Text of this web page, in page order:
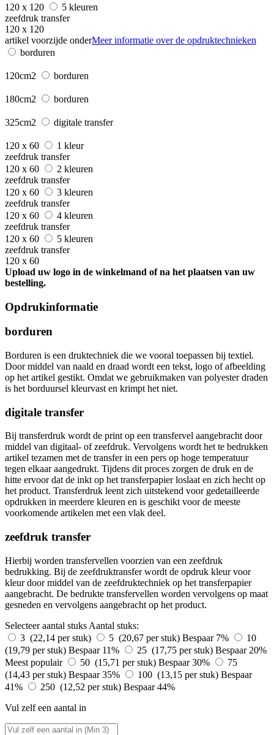
120 x 120
5 kleuren
zeefdruk transfer
120 x 120
artikel voorzijde onderMeer informatie over de opdruktechnieken
borduren
120cm2 borduren
180cm2 borduren
325cm2 digitale transfer
120 x 60
1 kleur
zeefdruk transfer
120 x 60
2 kleuren
zeefdruk transfer
120 x 60
3 kleuren
zeefdruk transfer
120 x 60
4 kleuren
zeefdruk transfer
120 x 60
5 kleuren
zeefdruk transfer
120 x 60
Upload uw logo in de winkelmand of na het plaatsen van uw
bestelling.
Opdrukinformatie
borduren
Borduren is een druktechniek die we vooral toepassen bij textiel.
Door middel van naald en draad wordt een tekst, logo of afbeelding
op het artikel gestikt. Omdat we gebruikmaken van polyester draden
is het borduursel kleurvast en krimpt het niet.
digitale transfer
Bij transferdruk wordt de print op een transfervel aangebracht door
middel van digitaal- of zeefdruk. Vervolgens wordt het te bedrukken
artikel tezamen met de transfer in een pers op hoge temperatuur
tegen elkaar aangedrukt. Tijdens dit proces zorgen de druk en de
hitte ervoor dat de inkt op het transferpapier loslaat en zich hecht op
het product. Transferdruk leent zich uitstekend voor gedetailleerde
opdrukken in meerdere kleuren en is geschikt voor de meeste
voorkomende artikelen met een vlak deel.
zeefdruk transfer
Hierbij worden transfervellen voorzien van een zeefdruk
bedrukking. Bij de zeefdruktransfer wordt de opdruk kleur voor
kleur door middel van de zeefdruktechniek op het transferpapier
aangebracht. De bedrukte transfervellen worden vervolgens op maat
gesneden en vervolgens aangebracht op het product.
Selecteer aantal stuks Aantal stuks:
3 (22,14 per stuk)
5 (20,67 per stuk) Bespaar 7%
10
(19,79 per stuk) Bespaar 11% 25 (17,75 per stuk) Bespaar 20%
Meest populair
50 (15,71 per stuk) Bespaar 30%
75
(14,43 per stuk) Bespaar 35% 100 (13,15 per stuk) Bespaar
41%
250 (12,52 per stuk) Bespaar 44%
Vul zelf een aantal in